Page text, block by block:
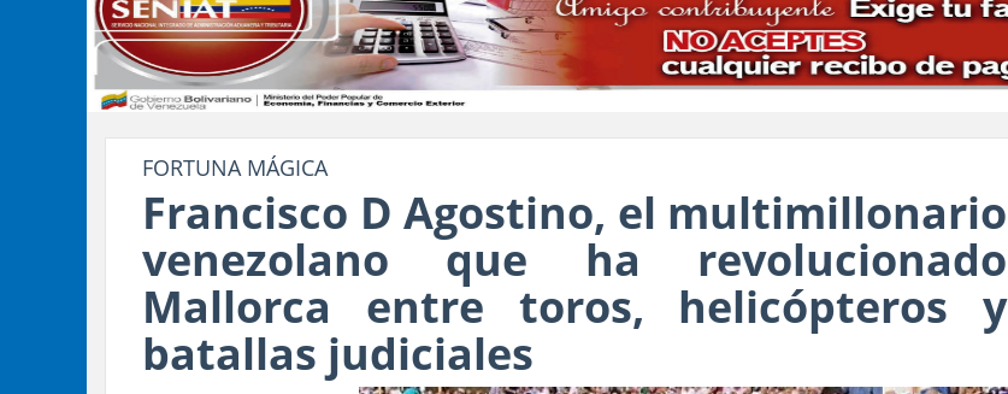
FORTUNA MÁGICA
Francisco D Agostino, el multimillonario
venezolano que ha revolucionado
Mallorca entre toros, helicópteros y
batallas judiciales